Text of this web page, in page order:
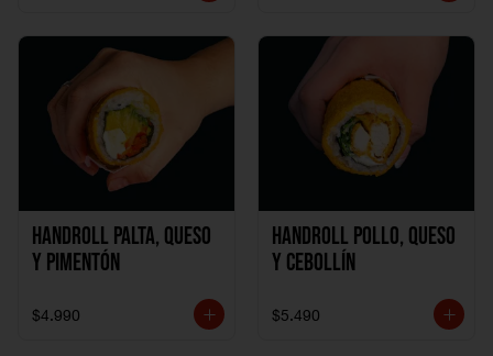
Handroll Palta, Queso
y Pimentón
$4.990
Handroll Pollo, Queso
y Cebollín
$5.490